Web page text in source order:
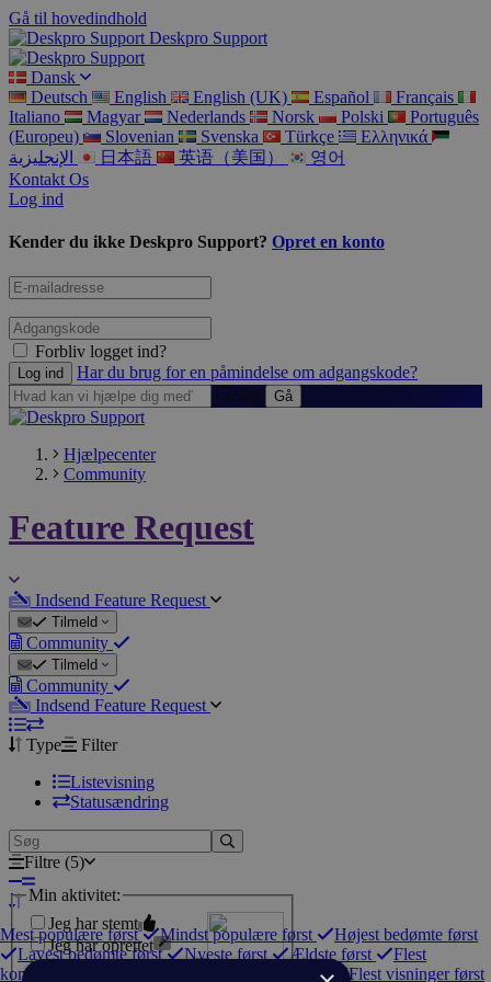
Gå til hovedindhold
Deskpro Support
Dansk
Deutsch
English English (UK) Español
Français
Italiano
Magyar Nederlands Norsk Polski
Português
(Europeu)
Slovenian Svenska Türkçe
Ελληνικά
الإنجليزية
日本語 英语（美国）
영어
Kontakt Os
Log ind
Kender du ikke Deskpro Support? Opret en konto
Forbliv logget ind?
Har du brug for en påmindelse om adgangskode?
Søg
Hjælpecenter
Community
Feature Request
Indsend Feature Request
Tilmeld
Community
Tilmeld
Community
Indsend Feature Request
Type
Filter
Listevisning
Statusændring
Filtre (5)
Min aktivitet:
Jeg har stemt
Jeg har oprettet
Mest populære først Mindst populære først
Højest bedømte først
Lavest bedømte først
Nyeste først Ældste først
Flest
kommentarer først
Mindst kommentarer først Flest visninger først